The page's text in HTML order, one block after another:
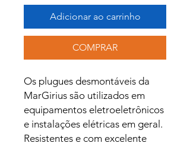
Adicionar ao carrinho
COMPRAR
Os plugues desmontáveis da
MarGirius são utilizados em
equipamentos eletroeletrônicos
e instalações elétricas em geral.
Resistentes e com excelente